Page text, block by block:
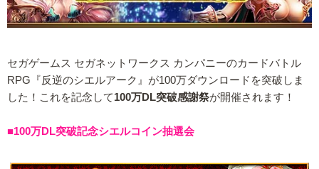
セガゲームス セガネットワークス カンパニーのカードバトル
RPG『反逆のシエルアーク』が100万ダウンロードを突破しま
した！これを記念して100万DL突破感謝祭が開催されます！
■100万DL突破記念シエルコイン抽選会